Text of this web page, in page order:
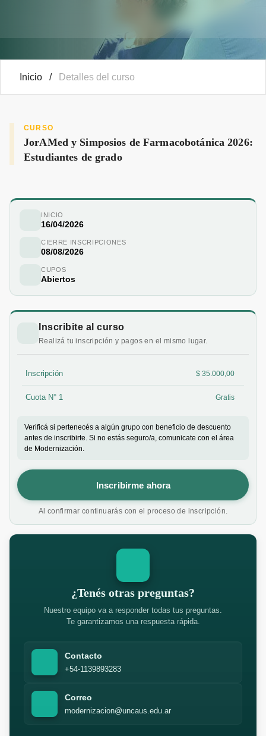
Inicio / Detalles del curso
CURSO
JorAMed y Simposios de Farmacobotánica 2026:
Estudiantes de grado
INICIO
16/04/2026
CIERRE INSCRIPCIONES
08/08/2026
CUPOS
Abiertos
Inscribite al curso
Realizá tu inscripción y pagos en el mismo lugar.
Inscripción $ 35.000,00
Cuota N° 1 Gratis
Verificá si pertenecés a algún grupo con beneficio de descuento
antes de inscribirte. Si no estás seguro/a, comunicate con el área
de Modernización.
Inscribirme ahora
Al confirmar continuarás con el proceso de inscripción.
¿Tenés otras preguntas?
Nuestro equipo va a responder todas tus preguntas.
Te garantizamos una respuesta rápida.
Contacto
+54-1139893283
Correo
modernizacion@uncaus.edu.ar